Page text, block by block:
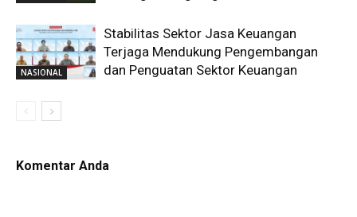
NASIONAL
Stabilitas Sektor Jasa Keuangan
Terjaga Mendukung Pengembangan
dan Penguatan Sektor Keuangan
Komentar Anda